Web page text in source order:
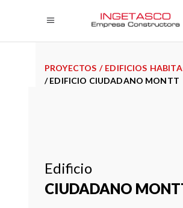
PROYECTOS / EDIFICIOS
/ EDIFICIO CIUDADANO MONTT
Edificio
CIUDADANO